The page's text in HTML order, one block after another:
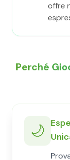
offre
Perché
🌙